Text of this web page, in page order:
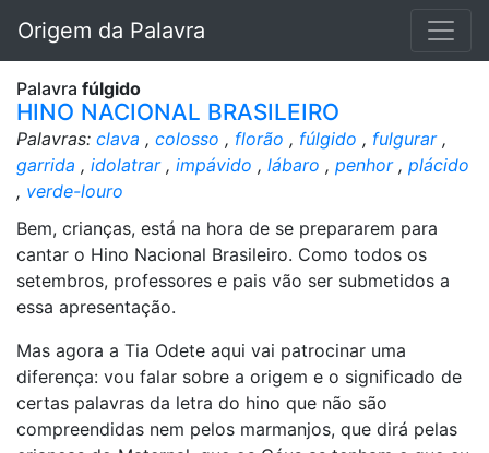
Origem da Palavra
Palavra fúlgido
HINO NACIONAL BRASILEIRO
Palavras: clava , colosso , florão , fúlgido , fulgurar,
garrida , idolatrar, impávido , lábaro , penhor, plácido
, verde-louro
Bem, crianças, está na hora de se prepararem para
cantar o Hino Nacional Brasileiro. Como todos os
setembros, professores e pais vão ser submetidos a
essa apresentação.
Mas agora a Tia Odete aqui vai patrocinar uma
diferença: vou falar sobre a origem e o significado de
certas palavras da letra do hino que não são
compreendidas nem pelos marmanjos, que dirá pelas